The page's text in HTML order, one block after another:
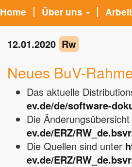
Home Über uns
12.01.2020 Rw
Neues BuV-
Das aktuelle
ev.de/de/software-
Die
ev.de/ERZ/
Die Quellen sind unter
ev.de/ERZ/